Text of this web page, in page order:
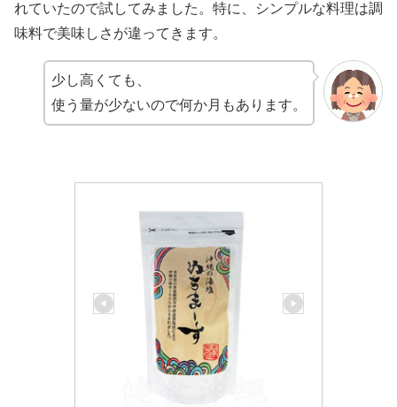
れていたので試してみました。特に、シンプルな料理は調
味料で美味しさが違ってきます。
少し高くても、
使う量が少ないので何か月もあります。